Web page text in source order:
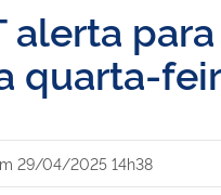
alerta
quarta-
29/04/2025 14h38